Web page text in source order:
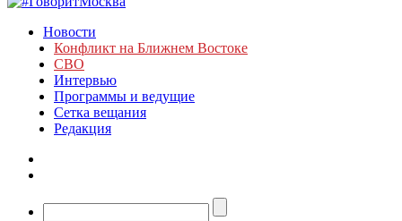
Новости
Конфликт на Ближнем Востоке
СВО
Интервью
Программы и ведущие
Сетка вещания
Редакция